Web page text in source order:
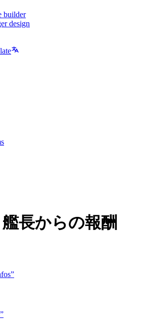
builder
design
長からの報酬